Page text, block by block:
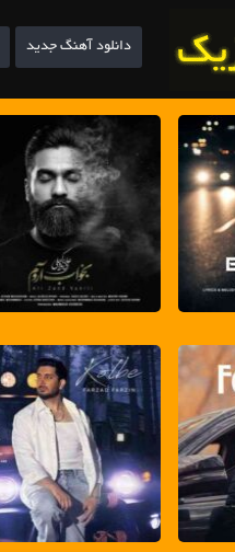
دانلود آهنگ جدید